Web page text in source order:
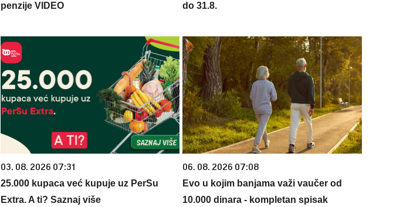
penzije VIDEO
do 31.8.
03. 08. 2026 07:31
25.000 kupaca već kupuje uz PerSu
Extra. A ti? Saznaj više
06. 08. 2026 07:08
Evo u kojim banjama važi vaučer od
10.000 dinara - kompletan spisak